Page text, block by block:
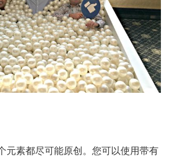
元素都尽可能原创。您可以使用带有